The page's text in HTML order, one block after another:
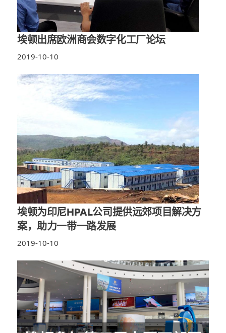
埃顿出席欧洲商会数字化工厂论坛
2019-10-10
埃顿为印尼HPAL公司提供远郊项目解决方
案，助力一带一路发展
2019-10-10